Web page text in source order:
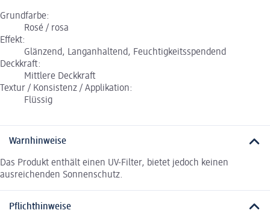
Grundfarbe:
Rosé / rosa
Effekt:
Glänzend, Langanhaltend, Feuchtigkeitsspendend
Deckkraft:
Mittlere Deckkraft
Textur / Konsistenz / Applikation:
Flüssig
Warnhinweise
Das Produkt enthält einen UV-Filter, bietet jedoch keinen
ausreichenden Sonnenschutz.
Pflichthinweise